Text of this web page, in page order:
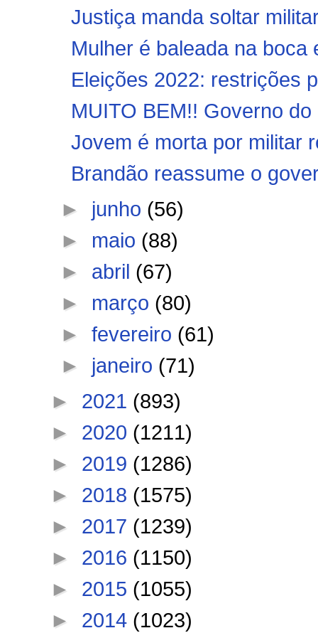
Justiça manda soltar
Mulher é baleada na
Eleições 2022: restrições
MUITO BEM!! Governo
Jovem é morta por militar
Brandão reassume o
► junho (56)
► maio (88)
► abril (67)
► março (80)
►fevereiro (61)
► janeiro (71)
► 2021 (893)
► 2020 (1211)
► 2019 (1286)
► 2018 (1575)
► 2017 (1239)
► 2016 (1150)
► 2015 (1055)
► 2014 (1023)